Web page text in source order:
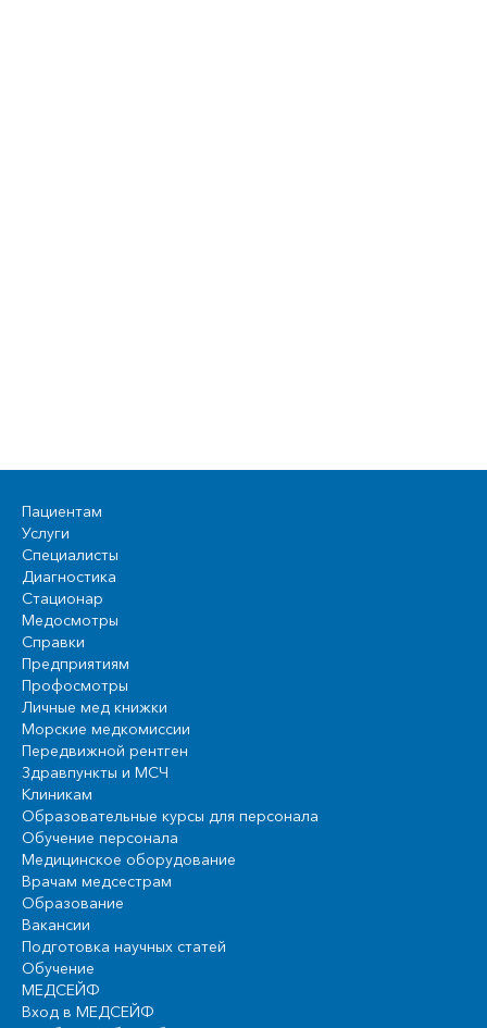
Пациентам
Услуги
Специалисты
Диагностика
Стационар
Медосмотры
Справки
Предприятиям
Профосмотры
Личные мед книжки
Морские медкомиссии
Передвижной рентген
Здравпункты и МСЧ
Клиникам
Образовательные курсы для персонала
Обучение персонала
Медицинское оборудование
Врачам медсестрам
Образование
Вакансии
Подготовка научных статей
Обучение
МЕДСЕЙФ
Вход в МЕДСЕЙФ